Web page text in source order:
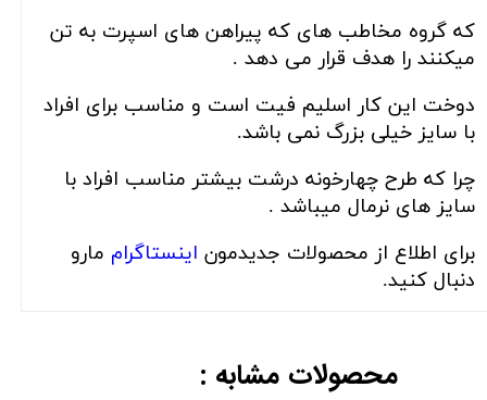
که گروه مخاطب های که پیراهن های اسپرت به تن
میکنند را هدف قرار می دهد .
دوخت این کار اسلیم فیت است و مناسب برای افراد
با سایز خیلی بزرگ نمی باشد.
چرا که طرح چهارخونه درشت بیشتر مناسب افراد با
سایز های نرمال میباشد .
برای اطلاع از محصولات جدیدمون اینستاگرام مارو
دنبال کنید.
محصولات مشابه :